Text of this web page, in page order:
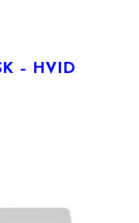
– HVID